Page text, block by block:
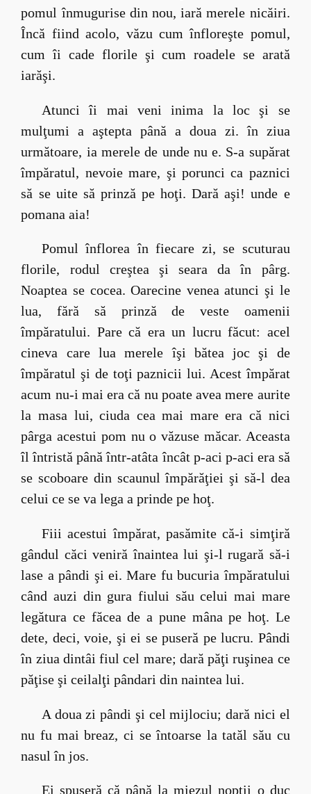
pomul înmugurise din nou, iară merele nicăiri.
Încă fiind acolo, văzu cum înfloreşte pomul,
cum îi cade florile şi cum roadele se arată
iarăşi.
Atunci îi mai veni inima la loc şi se
mulţumi a aştepta până a doua zi. în ziua
următoare, ia merele de unde nu e. S-a supărat
împăratul, nevoie mare, şi porunci ca paznici
să se uite să prinză pe hoţi. Dară aşi! unde e
pomana aia!
Pomul înflorea în fiecare zi, se scuturau
florile, rodul creştea şi seara da în pârg.
Noaptea se cocea. Oarecine venea atunci şi le
lua, fără să prinză de veste oamenii
împăratului. Pare că era un lucru făcut: acel
cineva care lua merele îşi bătea joc şi de
împăratul şi de toţi paznicii lui. Acest împărat
acum nu-i mai era că nu poate avea mere aurite
la masa lui, ciuda cea mai mare era că nici
pârga acestui pom nu o văzuse măcar. Aceasta
îl întristă până într-atâta încât p-aci p-aci era să
se scoboare din scaunul împărăţiei şi să-l dea
celui ce se va lega a prinde pe hoţ.
Fiii acestui împărat, pasămite că-i simţiră
gândul căci veniră înaintea lui şi-l rugară să-i
lase a pândi şi ei. Mare fu bucuria împăratului
când auzi din gura fiului său celui mai mare
legătura ce făcea de a pune mâna pe hoţ. Le
dete, deci, voie, şi ei se puseră pe lucru. Pândi
în ziua dintâi fiul cel mare; dară păţi ruşinea ce
păţise şi ceilalţi pândari din naintea lui.
A doua zi pândi şi cel mijlociu; dară nici el
nu fu mai breaz, ci se întoarse la tatăl său cu
nasul în jos.
Ei spuseră că până la miezul nopţii o duc